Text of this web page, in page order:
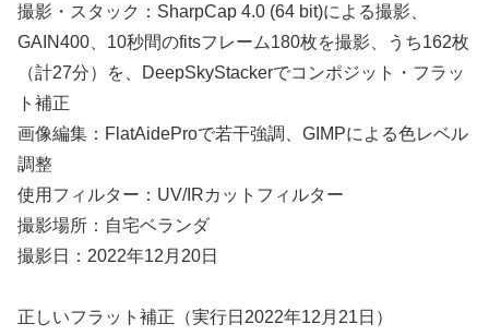
撮影・スタック：SharpCap 4.0 (64 bit)による撮影、
GAIN400、10秒間のfitsフレーム180枚を撮影、うち162枚
（計27分）を、DeepSkyStackerでコンポジット・フラッ
ト補正
画像編集：FlatAideProで若干強調、GIMPによる色レベル
調整
使用フィルター：UV/IRカットフィルター
撮影場所：自宅ベランダ
撮影日：2022年12月20日
正しいフラット補正（実行日2022年12月21日）